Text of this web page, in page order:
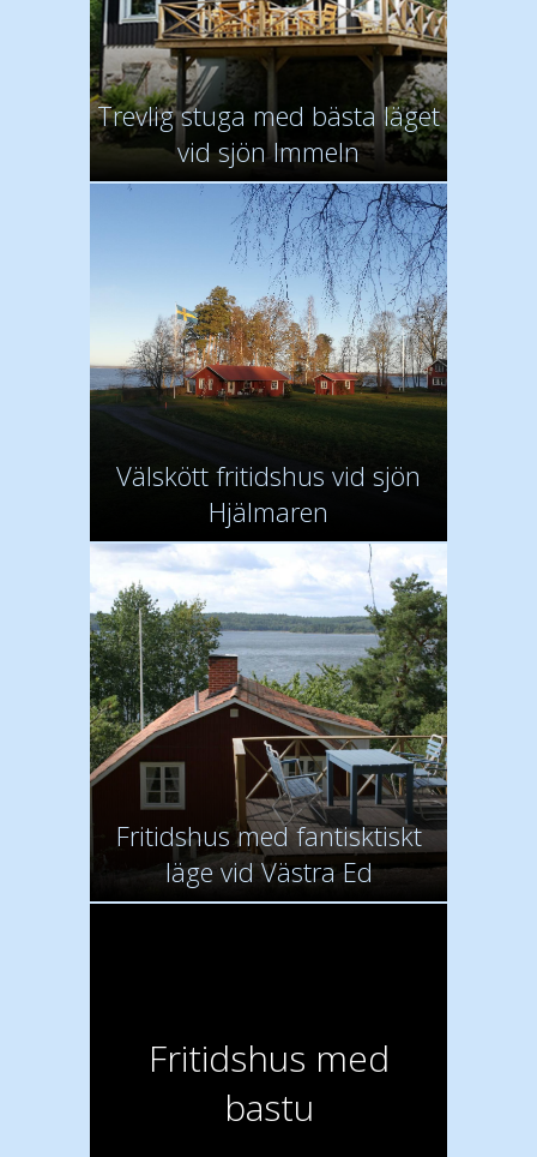
Trevlig stuga med bästa läget
vid sjön Immeln
Välskött fritidshus vid sjön
Hjälmaren
Fritidshus med fantisktiskt
läge vid Västra Ed
Fritidshus med
bastu